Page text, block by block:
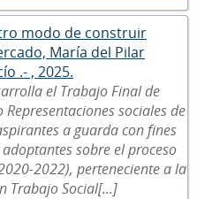
modo de construir
María del Pilar
.- , 2025.
el Trabajo Final de
sociales de
a guarda con fines
sobre el proceso
2022), perteneciente a la
Trabajo Social[...]